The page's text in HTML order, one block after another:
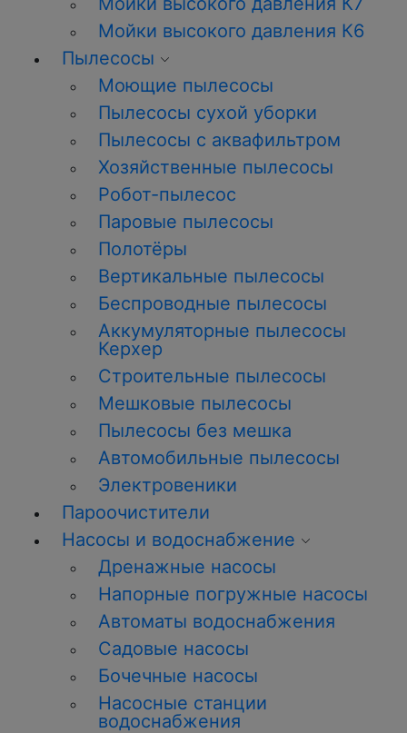
Мойки высокого давления К6
Пылесосы
Моющие пылесосы
Пылесосы сухой уборки
Пылесосы с аквафильтром
Хозяйственные пылесосы
Робот-пылесос
Паровые пылесосы
Полотёры
Вертикальные пылесосы
Беспроводные пылесосы
Аккумуляторные пылесосы
Керхер
Строительные пылесосы
Мешковые пылесосы
Пылесосы без мешка
Автомобильные пылесосы
Электровеники
Пароочистители
Насосы и водоснабжение
Дренажные насосы
Напорные погружные насосы
Автоматы водоснабжения
Садовые насосы
Бочечные насосы
Насосные станции
водоснабжения